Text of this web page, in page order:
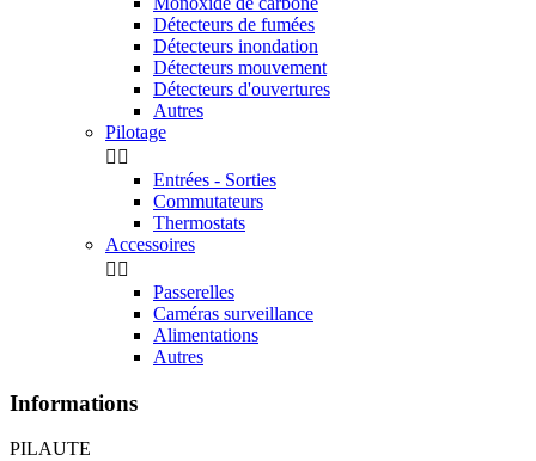
Détecteurs de fumées
Détecteurs inondation
Détecteurs mouvement
Détecteurs d'ouvertures
Autres
Pilotage
 
Entrées - Sorties
Commutateurs
Thermostats
Accessoires
 
Passerelles
Caméras surveillance
Alimentations
Autres
Informations
PILAUTE